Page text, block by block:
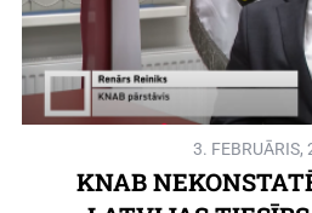
3. FEBRUĀRIS,
KNAB